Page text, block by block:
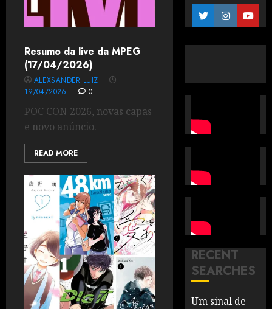
Resumo da live da MPEG
(17/04/2026)
ALEXSANDER LUIZ
19/04/2026
0
POC CON 2026, novas capas
e novo anúncio.
READ MORE
RECENT
SEARCHES
Um sinal de